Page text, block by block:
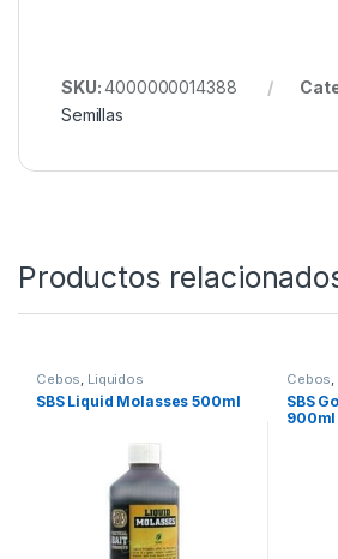
SKU:4000000014388
Semillas
Productos
Cebos, Liquidos
SBS Liquid Molasses 500ml
Cebos,
SBS
900ml